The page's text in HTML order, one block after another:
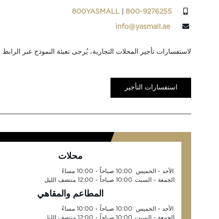
800YASMALL 800-9276255
info@yasmall.ae
لاستفسارات تأجير المحلات التجارية، يُرجى تعبئة النموذج عبر الرابط
استفسارات التأجير
محلات
الأحد - الخميس
10:00 صباحاً - 10:00 مساءً
الجمعة - السبت 10:00 صباحاً - 12:00 منتصف الليل
المطاعم والمقاهي
الأحد - الخميس
10:00 صباحاً - 10:00 مساءً
الجمعة - السبت 10:00 صباحاً - 12:00 منتصف الليل